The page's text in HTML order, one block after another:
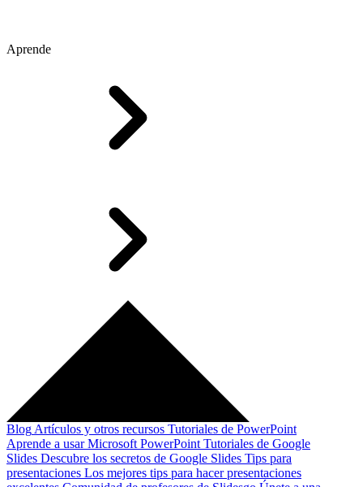
Aprende
Blog Artículos y otros recursos Tutoriales de PowerPoint
Aprende a usar Microsoft PowerPoint Tutoriales de Google
Slides Descubre los secretos de Google Slides Tips para
presentaciones Los mejores tips para hacer presentaciones